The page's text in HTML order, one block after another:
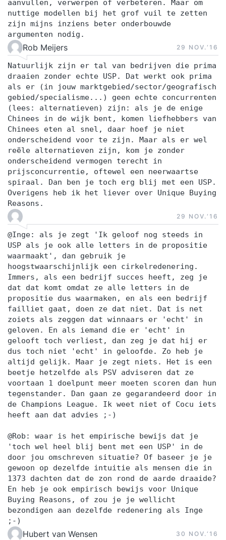
aanvullen, verwerpen of verbeteren. Maar om
nuttige modellen bij het grof vuil te zetten
zijn mijns inziens beter onderbouwde
argumenten nodig.
Rob Meijers 29 NOV.‘16
Natuurlijk zijn er tal van bedrijven die prima
draaien zonder echte USP. Dat werkt ook prima
als er (in jouw marktgebied/sector/geografisch
gebied/specialisme...) geen echte concurrenten
(lees: alternatieven) zijn: als je de enige
Chinees in de wijk bent, komen liefhebbers van
Chinees eten al snel, daar hoef je niet
onderscheidend voor te zijn. Maar als er wel
reële alternatieven zijn, kom je zonder
onderscheidend vermogen terecht in
prijsconcurrentie, oftewel een neerwaartse
spiraal. Dan ben je toch erg blij met een USP.
Overigens heb ik het liever over Unique Buying
Reasons.
29 NOV.‘16
@Inge: als je zegt 'Ik geloof nog steeds in
USP als je ook alle letters in de propositie
waarmaakt', dan gebruik je
hoogstwaarschijnlijk een cirkelredenering.
Immers, als een bedrijf succes heeft, zeg je
dat dat komt omdat ze alle letters in de
propositie dus waarmaken, en als een bedrijf
failliet gaat, doen ze dat niet. Dat is net
zoiets als zeggen dat winnaars er 'echt' in
geloven. En als iemand die er 'echt' in
gelooft toch verliest, dan zeg je dat hij er
dus toch niet 'echt' in geloofde. Zo heb je
altijd gelijk. Maar je zegt niets. Het is een
beetje hetzelfde als PSV adviseren dat ze
voortaan 1 doelpunt meer moeten scoren dan hun
tegenstander. Dan gaan ze gegarandeerd door in
de Champions League. Ik weet niet of Cocu iets
heeft aan dat advies ;-)
@Rob: waar is het empirische bewijs dat je
'toch wel heel blij bent met een USP' in de
door jou omschreven situatie? Of baseer je je
gewoon op dezelfde intuitie als mensen die in
1373 dachten dat de zon rond de aarde draaide?
En heb je ook empirisch bewijs voor Unique
Buying Reasons, of zou je je wellicht
bezondigen aan dezelfde redenering als Inge
;-)
Hubert van Wensen 30 NOV.‘16